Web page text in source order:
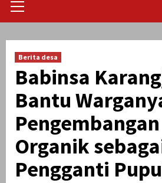
Menu
Berita desa
Babinsa
Bantu
Organik
Pengganti